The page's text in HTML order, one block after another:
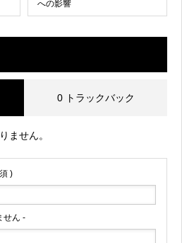
への影響
0 トラックバック
ません。
)
せん -